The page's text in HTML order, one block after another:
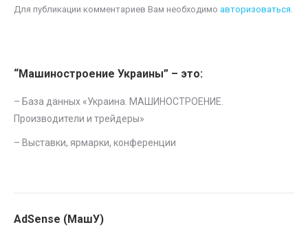
Для публикации комментариев Вам необходимо авторизоваться.
“Машиностроение Украины” – это:
– База данных «Украина. МАШИНОСТРОЕНИЕ.
Производители и трейдеры»
– Выставки, ярмарки, конференции
AdSense (МашУ)